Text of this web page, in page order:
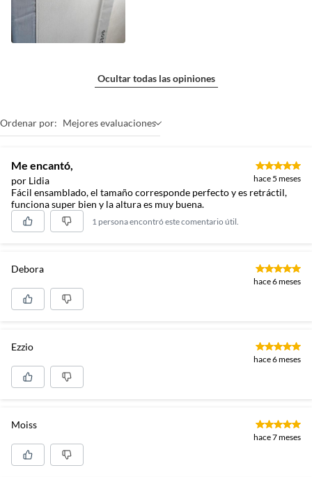
Ocultar todas las opiniones
Ordenar por: Mejores evaluaciones
Me encantó,
por Lidia hace 5 meses
Fácil ensamblado, el tamaño corresponde perfecto y es retráctil,
funciona super bien y la altura es muy buena.
1 persona encontró este comentario útil.
Debora
hace 6 meses
Ezzio
hace 6 meses
Moiss
hace 7 meses